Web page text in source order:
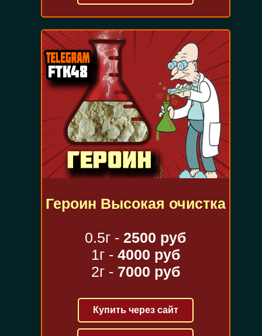
Героин Высокая очистка
0.5г -2500 руб
1г - 4000 руб
2г - 7000 руб
Купить через сайт